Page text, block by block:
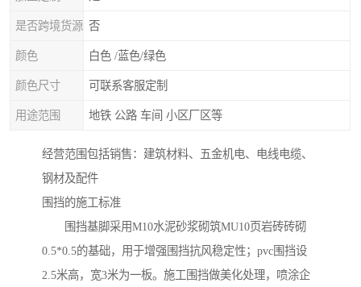
是否跨境货源 否
颜色 白色 /蓝色/绿色
颜色尺寸 可联系客服定制
用途范围 地铁 公路 车间 小区厂区等
经营范围包括销售：建筑材料、五金机电、电线电缆、
钢材及配件
围挡的施工标准
围挡基脚采用M10水泥砂浆砌筑MU10页岩砖砖砌
0.5*0.5的基础，用于增强围挡抗风稳定性；pvc围挡设
2.5米高，宽3米为一板。施工围挡做美化处理，喷涂企